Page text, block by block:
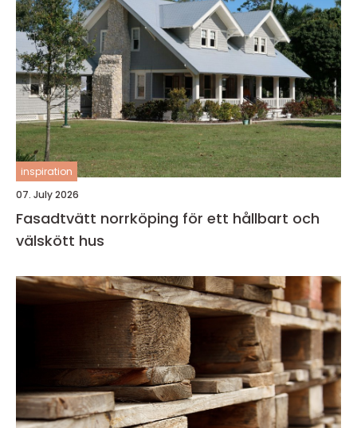
inspiration
07. July 2026
Fasadtvätt norrköping för ett hållbart och
välskött hus